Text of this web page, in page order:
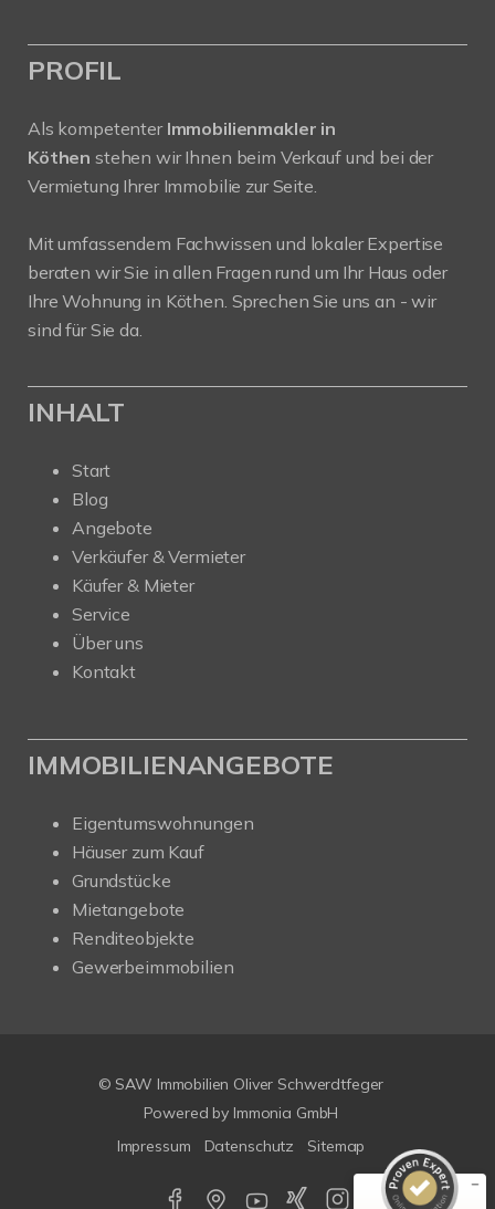
PROFIL
Als kompetenter Immobilienmakler in
Köthen stehen wir Ihnen beim Verkauf und bei der
Vermietung Ihrer Immobilie zur Seite.
Mit umfassendem Fachwissen und lokaler Expertise
beraten wir Sie in allen Fragen rund um Ihr Haus oder
Ihre Wohnung in Köthen. Sprechen Sie uns an - wir
sind für Sie da.
INHALT
Start
Blog
Angebote
Verkäufer & Vermieter
Käufer & Mieter
Service
Über uns
Kontakt
IMMOBILIENANGEBOTE
Eigentumswohnungen
Häuser zum Kauf
Grundstücke
Mietangebote
Renditeobjekte
Gewerbeimmobilien
© SAW Immobilien Oliver Schwerdtfeger
Powered by Immonia GmbH
Impressum
Datenschutz Sitemap
ProvenExpert.com
SEHR GUT
4,67
/
5,00
29